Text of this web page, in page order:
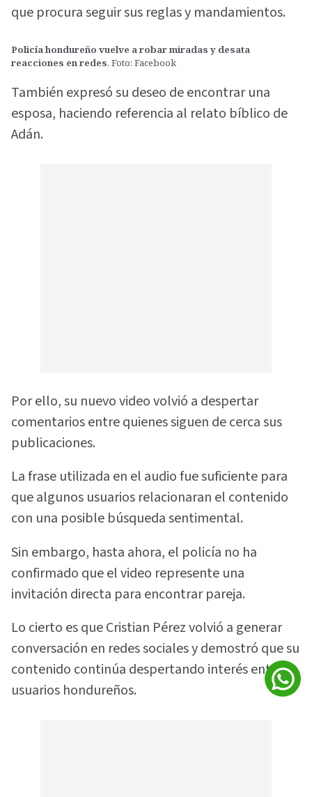
que procura seguir sus reglas y mandamientos.
Policía hondureño vuelve a robar miradas y desata
reacciones en redes. Foto: Facebook
También expresó su deseo de encontrar una
esposa, haciendo referencia al relato bíblico de
Adán.
Por ello, su nuevo video volvió a despertar
comentarios entre quienes siguen de cerca sus
publicaciones.
La frase utilizada en el audio fue suficiente para
que algunos usuarios relacionaran el contenido
con una posible búsqueda sentimental.
Sin embargo, hasta ahora, el policía no ha
confirmado que el video represente una
invitación directa para encontrar pareja.
Lo cierto es que Cristian Pérez volvió a generar
conversación en redes sociales y demostró que su
contenido continúa despertando interés entre
usuarios hondureños.